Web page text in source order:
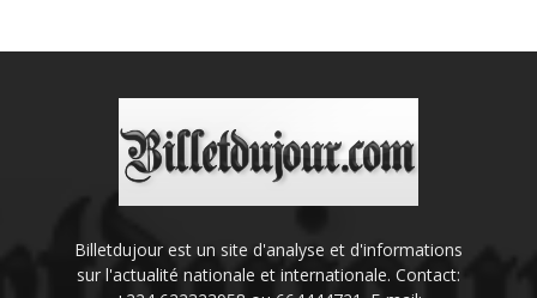
Billetdujour est un site d'analyse et d'informations
sur l'actualité nationale et internationale. Contact: